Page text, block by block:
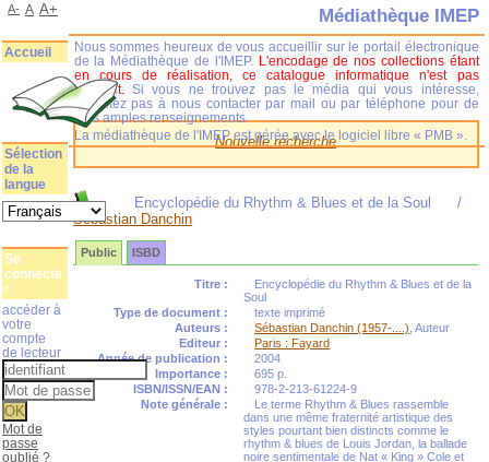
Nouvelle recherche
Encyclopédie du Rhythm & Blues et de la Soul
/
Sébastian Danchin
Public ISBD
Titre :
Encyclopédie du Rhythm & Blues et de la
Soul
Type de document :
texte imprimé
Auteurs :
Sébastian Danchin (1957-....) , Auteur
Editeur :
Paris : Fayard
Année de publication :
2004
Importance :
695 p.
ISBN/ISSN/EAN :
978-2-213-61224-9
Note générale :
Le terme Rhythm & Blues rassemble
dans une même fraternité artistique des
styles pourtant bien distincts comme le
rhythm & blues de Louis Jordan, la ballade
noire sentimentale de Nat « King » Cole et
Médiathèque IMEP
Nous sommes heureux de vous accueillir sur le portail électronique
de la Médiathèque de l'IMEP. L'encodage de nos collections étant
en cours de réalisation, ce catalogue informatique n'est pas
complet.
Si vous ne trouvez pas le média qui vous intéresse,
n'hésitez pas à nous contacter par mail ou par téléphone pour de
plus amples renseignements.
La médiathèque de l'IMEP est gérée avec le logiciel libre « PMB ».
A- A A+
Accueil
Sélection
de la
langue
Se
connecte
r
accéder à
votre
compte
de lecteur
Mot de
passe
oublié ?